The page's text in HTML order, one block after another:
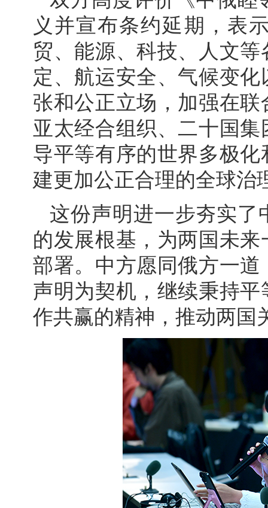
义并宣布条约延期，表
贸、能源、科技、人文
定、航运安全、气候变
张和公正立场，加强在
亚太经合组织、二十国
导平等有序的世界多极
建更加公正合理的全球治
这份声明进一步夯实了
的发展根基，为两国未
部署。中方愿同俄方一
声明为契机，继续秉持
作共赢的精神，推动两国